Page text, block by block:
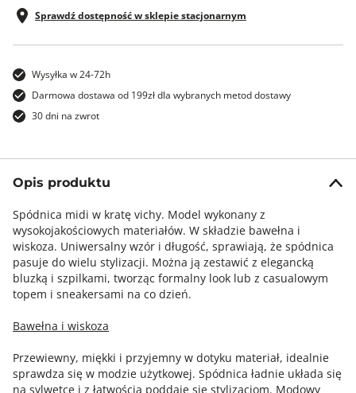
Sprawdź dostępność w sklepie stacjonarnym
Wysyłka w 24-72h
Darmowa dostawa od 199zł dla wybranych metod dostawy
30 dni na zwrot
Opis produktu
Spódnica midi w kratę vichy. Model wykonany z
wysokojakościowych materiałów. W składzie bawełna i
wiskoza. Uniwersalny wzór i długość, sprawiają, że spódnica
pasuje do wielu stylizacji. Można ją zestawić z elegancką
bluzką i szpilkami, tworząc formalny look lub z casualowym
topem i sneakersami na co dzień.
Bawełna i wiskoza
Przewiewny, miękki i przyjemny w dotyku materiał, idealnie
sprawdza się w modzie użytkowej. Spódnica ładnie układa się
na sylwetce i z łatwością poddaje się stylizacjom. Modowy